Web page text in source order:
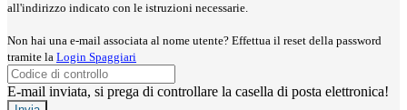
all'indirizzo indicato con le istruzioni necessarie.
Non hai una e-mail associata al nome utente? Effettua il reset della password
tramite la Login Spaggiari
E-mail inviata, si prega di controllare la casella di posta elettronica!